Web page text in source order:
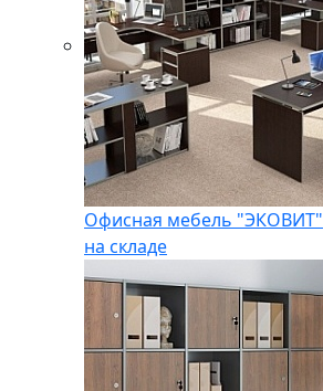
Офисная мебель "ЭКОВИТ"
на складе